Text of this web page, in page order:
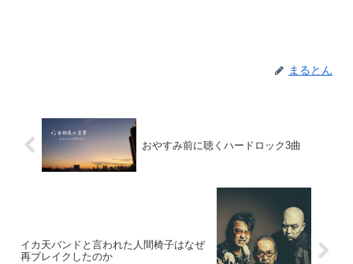
まるとん
おやすみ前に聴くハードロック3曲
イカ天バンドと言われた人間椅子はなぜ
再ブレイクしたのか